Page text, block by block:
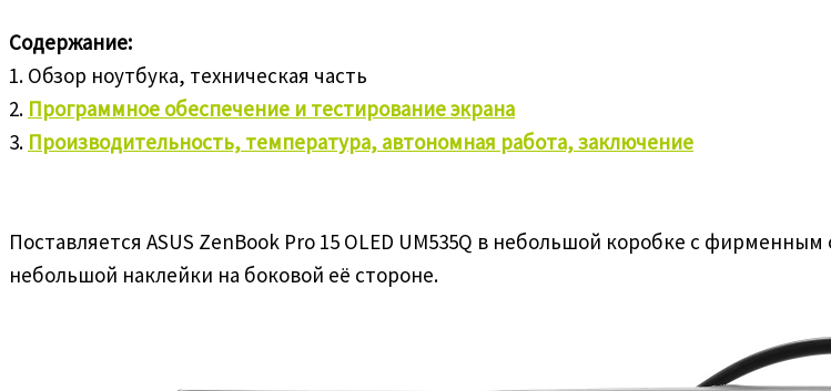
Содержание:
1. Обзор ноутбука, техническая часть
2. Программное обеспечение и тестирование экрана
3. Производительность, температура, автономная работа, заключение
Поставляется ASUS ZenBook Pro 15 OLED UM535Q в небольшой коробке с
небольшой наклейки на боковой её стороне.